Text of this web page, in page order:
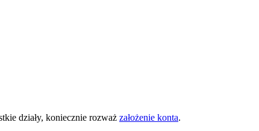
działy, koniecznie rozważ założenie konta.